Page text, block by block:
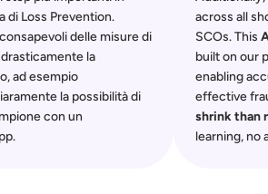
di Loss Prevention.
delle misure di
la
ad esempio
la possibilità di
con un
across all
SCOs. This
built on our
enabling
effective
shrink than
learning, no